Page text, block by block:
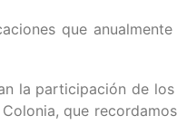
que anualmente
la participación de
que